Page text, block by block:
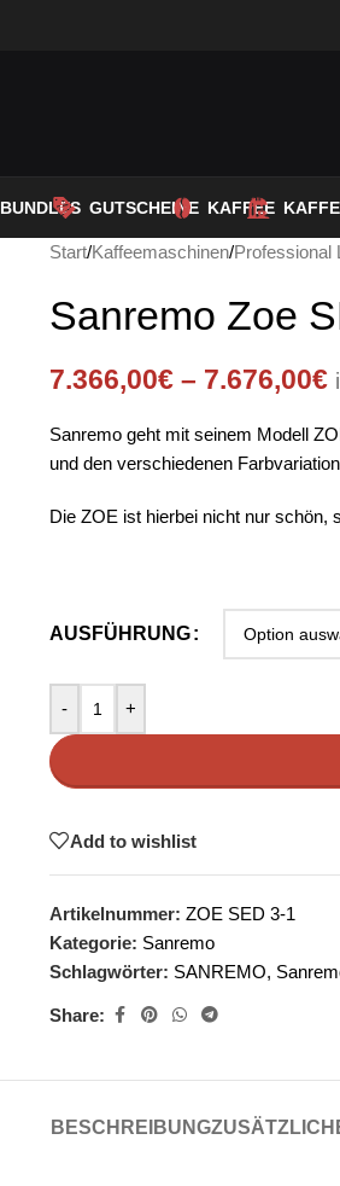
BUNDLES GUTSCHEINE KAFFEE
Start/Kaffeemaschinen/Professional
Sanremo Zoe
7.366,00€ – 7.676,00€
Sanremo geht mit seinem Modell
und den verschiedenen
Die ZOE ist hierbei nicht nur schön,
AUSFÜHRUNG
- +
Add to wishlist
Artikelnummer:ZOE SED 3-1
Kategorie: Sanremo
Schlagwörter: SANREMO,
Share:
BESCHREIBUNG